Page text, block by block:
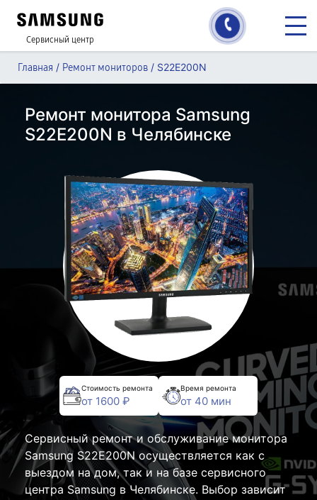
Сервисный центр
Главная / Ремонт мониторов / S22E200N
Ремонт монитора Samsung
S22E200N в Челябинске
Стоимость ремонта
от 1600 ₽
Время ремонта
от 40 мин
Сервисный ремонт и обслуживание монитора
Samsung S22E200N осуществляется как с
выездом на дом, так и на базе сервисного
центра Samsung в Челябинске. Выбор зависит